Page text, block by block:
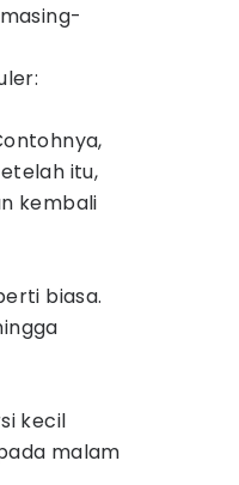
itu,
kembali
biasa.
kecil
malam